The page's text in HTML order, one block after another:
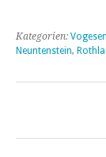
Kategorien: Vogesen
Neuntenstein,